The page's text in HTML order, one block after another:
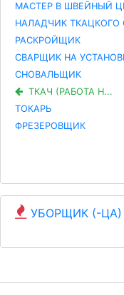
МАСТЕР В ШВЕЙНЫЙ
НАЛАДЧИК ТКАЦКОГО
РАСКРОЙЩИК
СВАРЩИК НА
СНОВАЛЬЩИК
ТКАЧ (РАБОТА Н...
ТОКАРЬ
ФРЕЗЕРОВЩИК
УБОРЩИК (-ЦА)